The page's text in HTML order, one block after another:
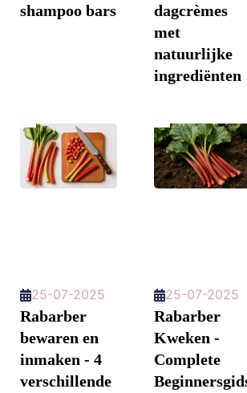
shampoo bars
dagcrèmes
met
natuurlijke
ingrediënten
25-07-2025
Rabarber
bewaren en
inmaken - 4
verschillende
25-07-2025
Rabarber
Kweken -
Complete